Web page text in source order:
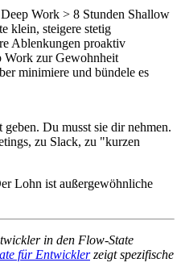
Work > 8 Stunden Shallow
klein, steigere stetig
Ablenkungen proaktiv
Work zur Gewohnheit
minimiere und bündele es
Du musst sie dir nehmen.
zu Slack, zu "kurzen
Lohn ist außergewöhnliche
in den Flow-State
für Entwicklerzeigt spezifische